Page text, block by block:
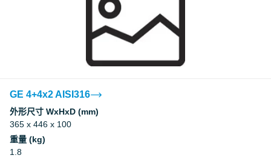
GE 4+4x2 AISI316
外形尺寸 WxHxD (mm)
365 x 446 x 100
重量 (kg)
1.8